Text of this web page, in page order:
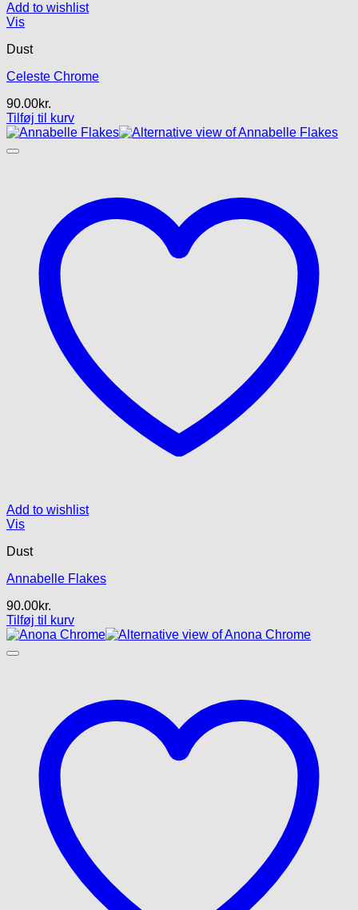
Add to wishlist
Vis
Dust
Celeste Chrome
90.00kr.
Tilføj til kurv
Add to wishlist
Vis
Dust
Annabelle Flakes
90.00kr.
Tilføj til kurv